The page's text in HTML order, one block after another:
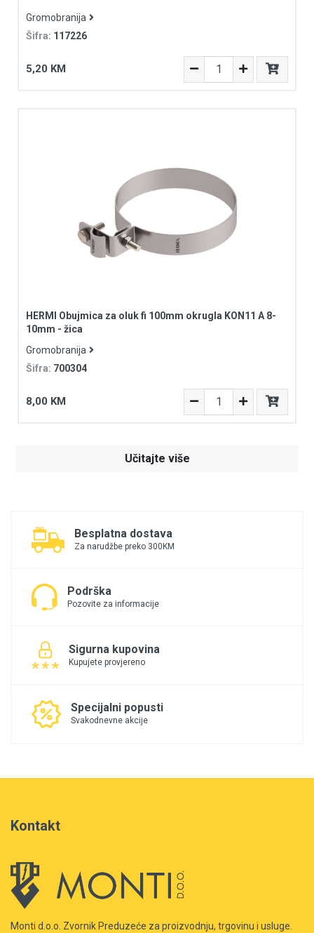
Gromobranija
Šifra: 117226
5,20 KM
HERMI Obujmica za oluk fi 100mm okrugla KON11 A 8-
10mm - žica
Gromobranija
Šifra: 700304
8,00 KM
Učitajte više
Besplatna dostava
Za narudžbe preko 300KM
Podrška
Pozovite za informacije
Sigurna kupovina
Kupujete provjereno
Specijalni popusti
Svakodnevne akcije
Kontakt
Monti d.o.o. Zvornik Preduzeće za proizvodnju, trgovinu i usluge.